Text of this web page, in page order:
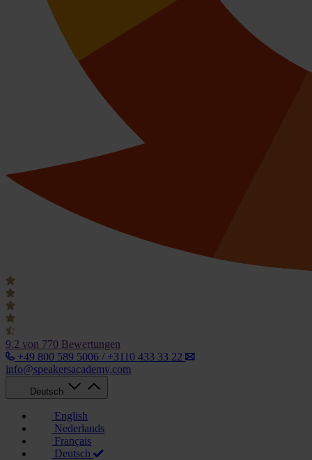
9.2 von 770 Bewertungen
+49 800 589 5006 / +3110 433 33 22
info@speakersacademy.com
Deutsch
English
Nederlands
Français
Deutsch